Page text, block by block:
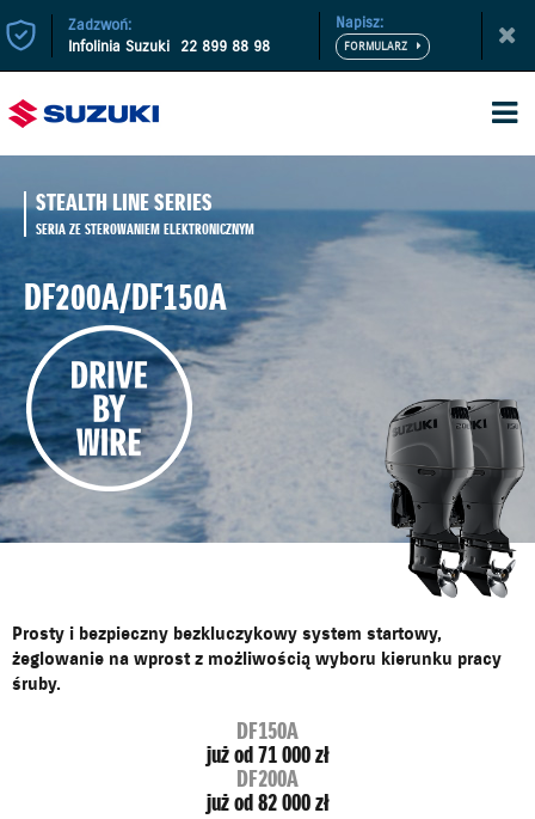
Zadzwoń:
Infolinia Suzuki 22 899 88 98
Napisz:
STEALTH LINE SERIES
SERIA ZE STEROWANIEM ELEKTRONICZNYM
DF200A/DF150A
Prosty i bezpieczny bezkluczykowy system startowy,
żeglowanie na wprost z możliwością wyboru kierunku pracy
śruby.
DF150A
już od 71 000 zł
DF200A
już od 82 000 zł